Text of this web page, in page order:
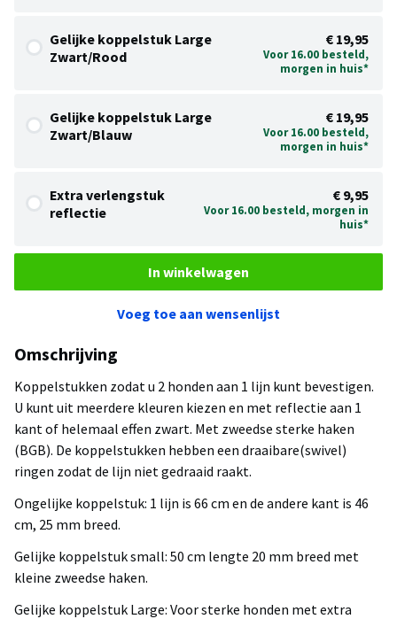
Gelijke koppelstuk Large
Zwart/Rood
€ 19,95
Voor 16.00 besteld,
morgen in huis*
Gelijke koppelstuk Large
Zwart/Blauw
€ 19,95
Voor 16.00 besteld,
morgen in huis*
Extra verlengstuk
reflectie
€ 9,95
Voor 16.00 besteld, morgen in
huis*
In winkelwagen
Voeg toe aan wensenlijst
Omschrijving
Koppelstukken zodat u 2 honden aan 1 lijn kunt bevestigen.
U kunt uit meerdere kleuren kiezen en met reflectie aan 1
kant of helemaal effen zwart. Met zweedse sterke haken
(BGB). De koppelstukken hebben een draaibare(swivel)
ringen zodat de lijn niet gedraaid raakt.
Ongelijke koppelstuk: 1 lijn is 66 cm en de andere kant is 46
cm, 25 mm breed.
Gelijke koppelstuk small: 50 cm lengte 20 mm breed met
kleine zweedse haken.
Gelijke koppelstuk Large: Voor sterke honden met extra